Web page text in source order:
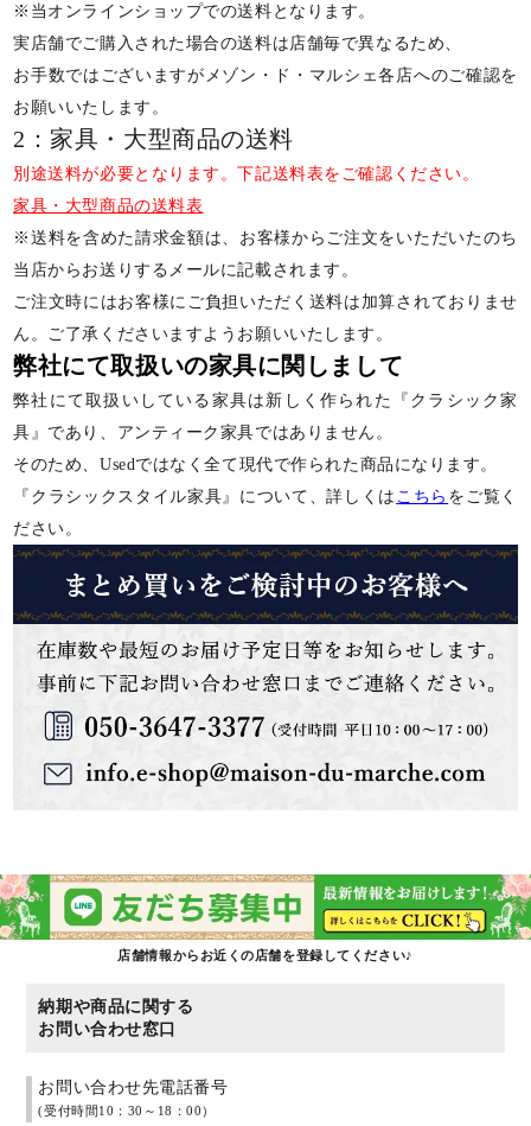
※当オンラインショップでの送料となります。
実店舗でご購入された場合の送料は店舗毎で異なるため、
お手数ではございますがメゾン・ド・マルシェ各店へのご確認を
お願いいたします。
2：家具・大型商品の送料
別途送料が必要となります。下記送料表をご確認ください。
家具・大型商品の送料表
※送料を含めた請求金額は、お客様からご注文をいただいたのち
当店からお送りするメールに記載されます。
ご注文時にはお客様にご負担いただく送料は加算されておりませ
ん。ご了承くださいますようお願いいたします。
弊社にて取扱いの家具に関しまして
弊社にて取扱いしている家具は新しく作られた『クラシック家
具』であり、アンティーク家具ではありません。
そのため、Usedではなく全て現代で作られた商品になります。
『クラシックスタイル家具』について、詳しくは こちら をご覧く
ださい。
店舗情報からお近くの店舗を登録してください♪
納期や商品に関する
お問い合わせ窓口
お問い合わせ先電話番号
(受付時間10：30～18：00）